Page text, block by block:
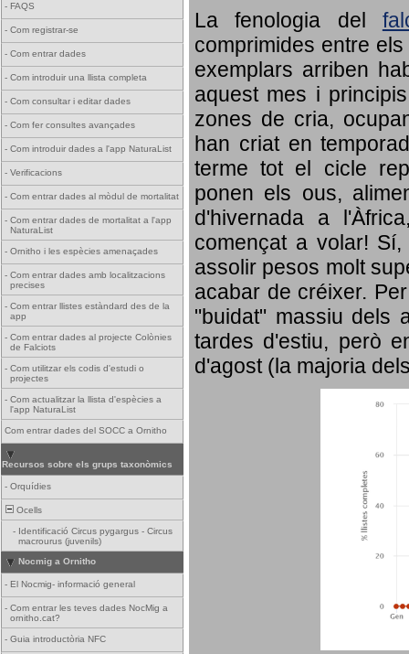
- FAQS
- Com registrar-se
- Com entrar dades
- Com introduir una llista completa
- Com consultar i editar dades
- Com fer consultes avançades
- Com introduir dades a l'app NaturaList
- Verificacions
- Com entrar dades al mòdul de mortalitat
- Com entrar dades de mortalitat a l'app
NaturaList
- Ornitho i les espècies amenaçades
- Com entrar dades amb localitzacions
precises
- Com entrar llistes estàndard des de la
app
- Com entrar dades al projecte Colònies
de Falciots
- Com utilitzar els codis d'estudi o
projectes
- Com actualitzar la llista d'espècies a
l'app NaturaList
Com entrar dades del SOCC a Ornitho
Recursos sobre els grups taxonòmics
- Orquídies
Ocells
- Identificació Circus pygargus - Circus
macrourus (juvenils)
Nocmig a Ornitho
- El Nocmig- informació general
- Com entrar les teves dades NocMig a
ornitho.cat?
- Guia introductòria NFC
La fenologia del
comprimides entre
exemplars arriben
aquest mes i
zones de cria,
han criat en
terme tot el cicle
ponen els ous,
d'hivernada a
començat a volar!
assolir pesos molt
acabar de créixer.
"buidat" massiu dels
tardes d'estiu, però
d'agost (la majoria